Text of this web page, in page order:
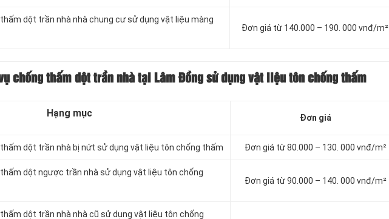
dột trần nhà nhà chung cư sử dụng vật liệu màng
Đơn giá từ 140.000 – 190. 000 vnđ/m²
chống thấm dột trần nhà tại Lâm Đồng sử dụng vật liệu tôn chống thấm
Hạng mục Đơn giá
thấm dột trần nhà bị nứt sử dụng vật liệu tôn chống thấm Đơn giá từ 80.000 – 130. 000 vnđ/m²
dột ngược trần nhà sử dụng vật liệu tôn chống
Đơn giá từ 90.000 – 140. 000 vnđ/m²
dột trần nhà nhà cũ sử dụng vật liệu tôn chống